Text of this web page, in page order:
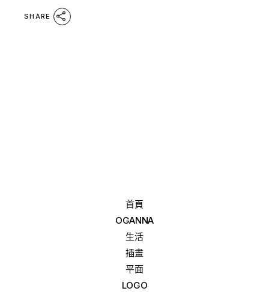
SHARE
首頁
OGANNA
生活
插畫
平面
LOGO